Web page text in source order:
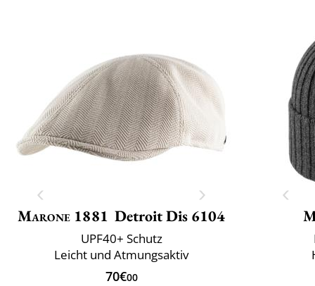
Marone 1881 Detroit Dis 6104
UPF40+ Schutz
Leicht und Atmungsaktiv
70€00